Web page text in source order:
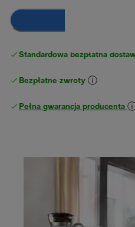
Standardowa bezpłatna
Bezpłatne zwroty
Pełna gwarancja producenta